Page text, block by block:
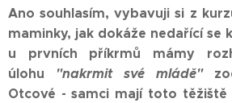
Ano souhlasím, vybavuji si z
maminky, jak dokáže nedařící se
u prvních příkrmů mámy
úlohu "nakrmit své mládě"
Otcové - samci mají toto